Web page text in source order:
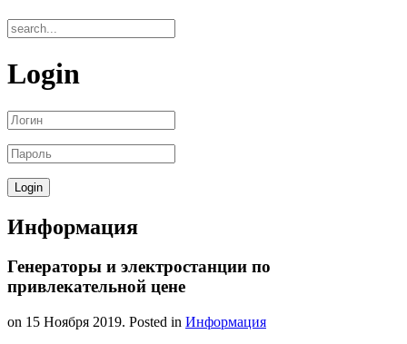
Login
Информация
Генераторы и электростанции по
привлекательной цене
on 15 Ноября 2019. Posted in Информация